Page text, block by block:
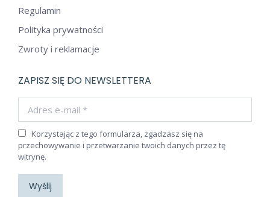
Regulamin
Polityka prywatności
Zwroty i reklamacje
ZAPISZ SIĘ DO NEWSLETTERA
Korzystając z tego formularza, zgadzasz się na
przechowywanie i przetwarzanie twoich danych przez tę
witrynę.
Wyślij